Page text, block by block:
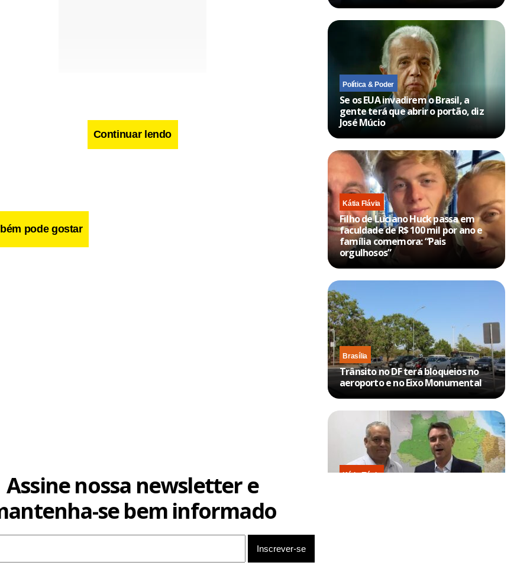
Continuar lendo
pode gostar
Política & Poder
Se os EUA invadirem o Brasil, a
gente terá que abrir o portão, diz
José Múcio
Kátia Flávia
Filho de Luciano Huck passa em
faculdade de R$ 100 mil por ano e
família comemora: “Pais
orgulhosos”
Brasília
Trânsito no DF terá bloqueios no
aeroporto e no Eixo Monumental
Kátia Flávia
Assine nossa newsletter e
se bem informado